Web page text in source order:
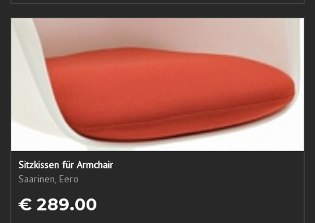
Sitzkissen für Armchair
Saarinen, Eero
€ 289.00